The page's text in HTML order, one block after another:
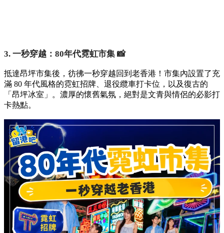
3. 一秒穿越：80年代霓虹市集 📸
抵達昂坪市集後，彷彿一秒穿越回到老香港！市集內設置了充
滿 80 年代風格的霓虹招牌、退役纜車打卡位，以及復古的
「昂坪冰室」。濃厚的懷舊氣氛，絕對是文青與情侶的必影打
卡熱點。